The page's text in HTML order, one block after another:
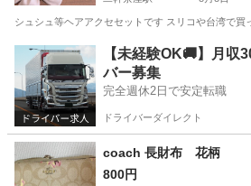
シュシュ等ヘアアクセセットです スリコや台湾で買
鹿児島 鹿児島市 二軒茶屋駅 小物
【未経験OK🚚】月収
バー募集
完全週休2日で安定転職
ドライバーダイレクト
coach 長財布 花柄
800円